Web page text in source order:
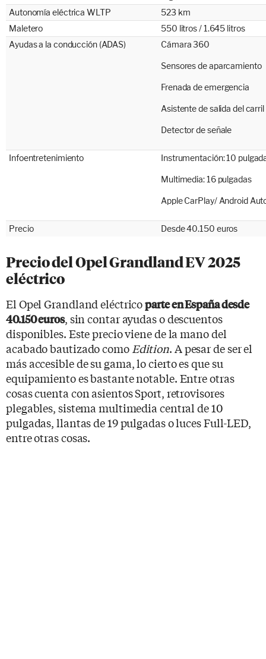
Autonomía eléctrica WLTP
523 km
Maletero
550 litros / 1.645 litros
Ayudas a la conducción (ADAS)
Cámara 360
Sensores de aparcamiento
Frenada de emergencia
Asistente de salida del carril
Detector de señale
Infoentretenimiento Instrumentación: 10
Multimedia: 16 pulgadas
Apple CarPlay/ Android
Precio Desde 40.150 euros
Precio del Opel Grandland EV 2025
eléctrico
El Opel Grandland eléctricoparte en España desde
40.150 euros, sin contar ayudas o descuentos
disponibles. Este precio viene de la mano del
acabado bautizado como Edition. A pesar de ser el
más accesible de su gama, lo cierto es que su
equipamiento es bastante notable. Entre otras
cosas cuenta con asientos Sport, retrovisores
plegables, sistema multimedia central de 10
pulgadas, llantas de 19 pulgadas o luces Full-LED,
entre otras cosas.